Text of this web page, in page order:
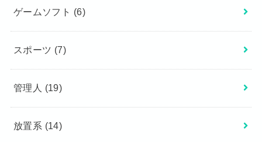
ゲームソフト (6)
スポーツ (7)
管理人 (19)
放置系 (14)